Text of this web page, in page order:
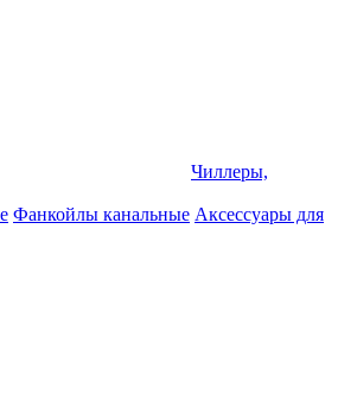
Чиллеры,
Фанкойлы канальные Аксессуары для